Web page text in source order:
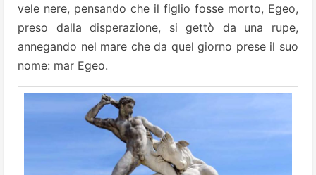
vele nere, pensando che il figlio fosse morto, Egeo,
preso dalla disperazione, si gettò da una rupe,
annegando nel mare che da quel giorno prese il suo
nome: mar Egeo.